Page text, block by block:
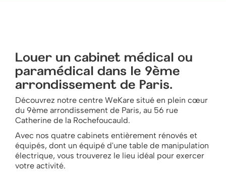
Louer un cabinet médical ou
paramédical dans le 9ème
arrondissement de Paris.
Découvrez notre centre WeKare situé en plein cœur
du 9ème arrondissement de Paris, au 56 rue
Catherine de la Rochefoucauld.
Avec nos quatre cabinets entièrement rénovés et
équipés, dont un équipé d'une table de manipulation
électrique, vous trouverez le lieu idéal pour exercer
votre activité.